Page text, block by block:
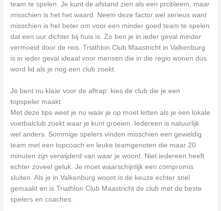
team te spelen. Je kunt de afstand zien als een probleem, maar
misschien is het het waard. Neem deze factor wel serieus want
misschien is het beter om voor een minder goed team te spelen
dat een uur dichter bij huis is. Zo ben je in ieder geval minder
vermoeid door de reis. Triathlon Club Maastricht in Valkenburg
is in ieder geval ideaal voor mensen die in die regio wonen dus
word lid als je nog een club zoekt.
Je bent nu klaar voor de aftrap: kies de club die je een
topspeler maakt
Met deze tips weet je nu waar je op moet letten als je een lokale
voetbalclub zoekt waar je kunt groeien. Iedereen is natuurlijk
wel anders. Sommige spelers vinden misschien een geweldig
team met een topcoach en leuke teamgenoten die maar 20
minuten zijn verwijderd van waar je woont. Niet iedereen heeft
echter zoveel geluk. Je moet waarschijnlijk een compromis
sluiten. Als je in Valkenburg woont is de keuze echter snel
gemaakt en is Triathlon Club Maastricht de club met de beste
spelers en coaches.